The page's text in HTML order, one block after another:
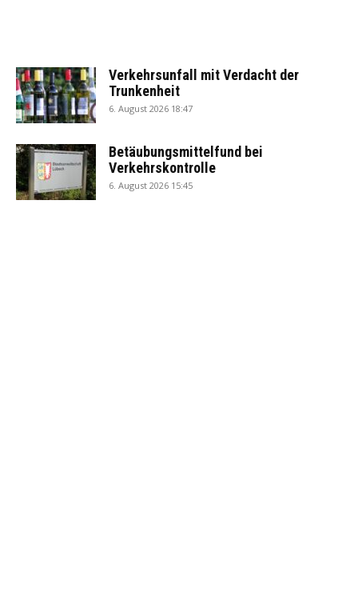
Verkehrsunfall mit Verdacht der
Trunkenheit
6. August 2026 18:47
Betäubungsmittelfund bei
Verkehrskontrolle
6. August 2026 15:45